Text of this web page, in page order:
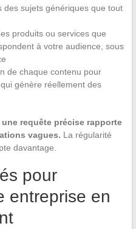
des sujets génériques que tout
produits ou services que
à votre audience, sous
de chaque contenu pour
génère réellement des
requête précise rapporte
vagues. La régularité
davantage.
pour
entreprise en